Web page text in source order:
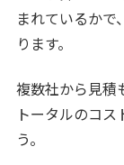
まれているか
ります。
複数社から見積
トータルのコ
う。